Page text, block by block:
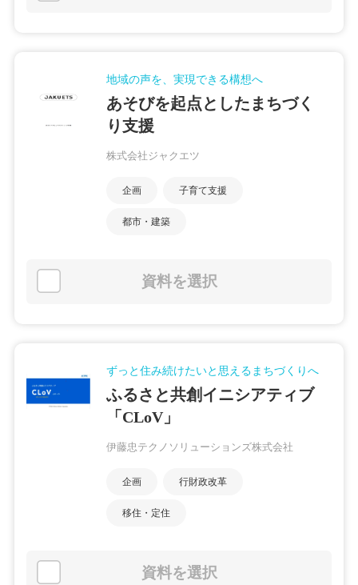
地域の声を、実現できる構想へ
あそびを起点としたまちづく
り支援
株式会社ジャクエツ
企画 子育て支援
都市・建築
資料を選択
ずっと住み続けたいと思えるまちづくりへ
ふるさと共創イニシアティブ
「CLoV」
伊藤忠テクノソリューションズ株式会社
企画 行財政改革
移住・定住
資料を選択